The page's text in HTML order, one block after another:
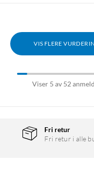
VIS FLERE
Viser 5 av 52
Fri retur
Fri retur i alle